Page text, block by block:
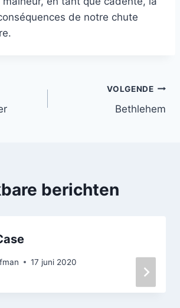
de notre chute
VOLGENDE
Bethlehem
berichten
17 juni 2020